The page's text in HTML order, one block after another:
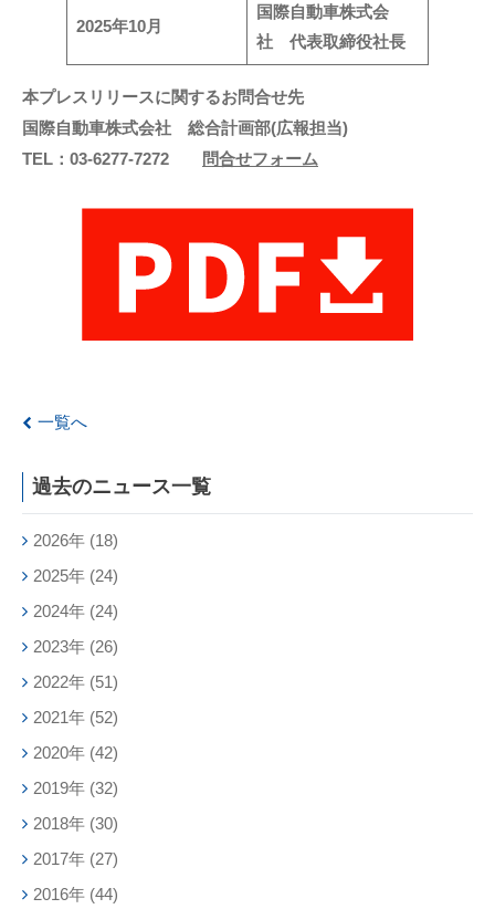
2025年10月
国際自動車株式会
社 代表取締役社長
本プレスリリースに関するお問合せ先
国際自動車株式会社 総合計画部(広報担当)
TEL：03-6277-7272
問合せフォーム
一覧へ
過去のニュース一覧
2026年 (18)
2025年 (24)
2024年 (24)
2023年 (26)
2022年 (51)
2021年 (52)
2020年 (42)
2019年 (32)
2018年 (30)
2017年 (27)
2016年 (44)